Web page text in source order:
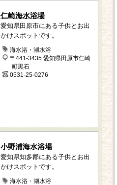
仁崎海水浴場
愛知県田原市にある子供とお出
かけスポットです。
海水浴・湖水浴
〒441-3435 愛知県田原市仁崎
町黒石
0531-25-0276
小野浦海水浴場
愛知県知多郡にある子供とお出
かけスポットです。
海水浴・湖水浴